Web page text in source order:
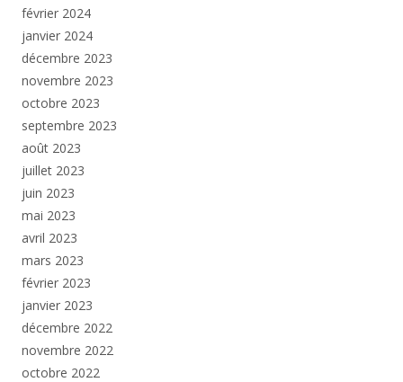
février 2024
janvier 2024
décembre 2023
novembre 2023
octobre 2023
septembre 2023
août 2023
juillet 2023
juin 2023
mai 2023
avril 2023
mars 2023
février 2023
janvier 2023
décembre 2022
novembre 2022
octobre 2022